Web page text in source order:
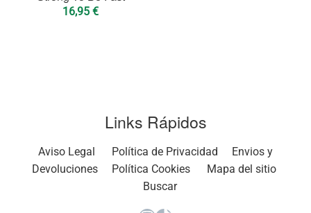
16,95 €
Links Rápidos
Aviso Legal Política de Privacidad
Envios y
Devoluciones
Política Cookies
Mapa del sitio
Buscar